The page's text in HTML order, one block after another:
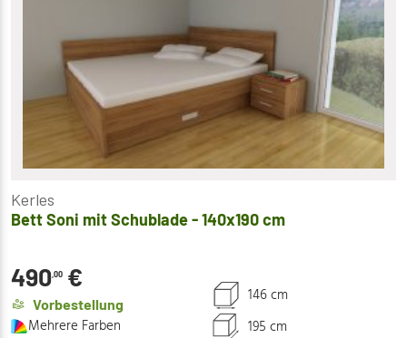
Kerles
Bett Soni mit Schublade - 140x190 cm
490,00 €
Vorbestellung
Mehrere Farben
146 cm
195 cm